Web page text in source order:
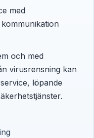
med
och med
virusrensning kan
löpande